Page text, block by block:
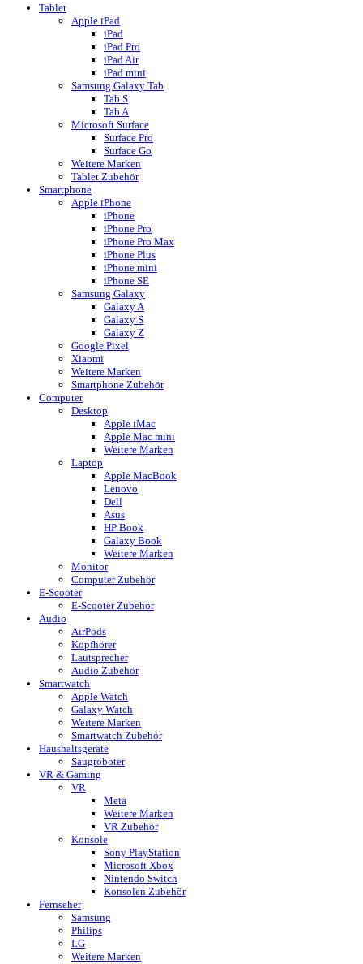
Tablet
Apple iPad
iPad
iPad Pro
iPad Air
iPad mini
Samsung Galaxy Tab
Tab S
Tab A
Microsoft Surface
Surface Pro
Surface Go
Weitere Marken
Tablet Zubehör
Smartphone
Apple iPhone
iPhone
iPhone Pro
iPhone Pro Max
iPhone Plus
iPhone mini
iPhone SE
Samsung Galaxy
Galaxy A
Galaxy S
Galaxy Z
Google Pixel
Xiaomi
Weitere Marken
Smartphone Zubehör
Computer
Desktop
Apple iMac
Apple Mac mini
Weitere Marken
Laptop
Apple MacBook
Lenovo
Dell
Asus
HP Book
Galaxy Book
Weitere Marken
Monitor
Computer Zubehör
E-Scooter
E-Scooter Zubehör
Audio
AirPods
Kopfhörer
Lautsprecher
Audio Zubehör
Smartwatch
Apple Watch
Galaxy Watch
Weitere Marken
Smartwatch Zubehör
Haushaltsgeräte
Saugroboter
VR & Gaming
VR
Meta
Weitere Marken
VR Zubehör
Konsole
Sony PlayStation
Microsoft Xbox
Nintendo Switch
Konsolen Zubehör
Fernseher
Samsung
Philips
LG
Weitere Marken